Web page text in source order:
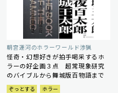
朝宮運河のホラーワールド渉猟
怪奇・幻想好きが拍手喝采するホ
ラーの好企画３点 超常現象研究
のバイブルから舞城版百物語まで
ぞっとする
ホラー